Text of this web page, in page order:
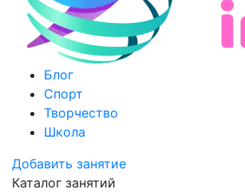
Блог
Спорт
Творчество
Школа
Добавить занятие
Каталог занятий